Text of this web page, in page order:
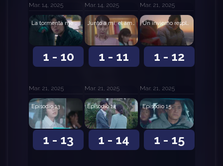
Mar. 14, 2025 Mar. 14, 2025 Mar. 21, 2025
1 - 10
La tormenta me envuelve, el amor me estremece
Mar. 21, 2025
1 - 11
Junto a mí, el amor
Mar. 21, 2025
1 - 12
Un invierno resplandeciente
Mar. 21, 2025
1 - 13
Episodio 13
1 - 14
Episodio 14
1 - 15
Episodio 15